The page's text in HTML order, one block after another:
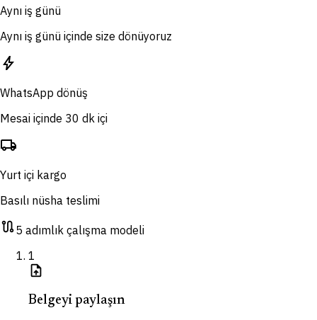
Aynı iş günü
Aynı iş günü içinde size dönüyoruz
bolt
WhatsApp dönüş
Mesai içinde 30 dk içi
local_shipping
Yurt içi kargo
Basılı nüsha teslimi
route5 adımlık çalışma modeli
1
upload_file
Belgeyi paylaşın